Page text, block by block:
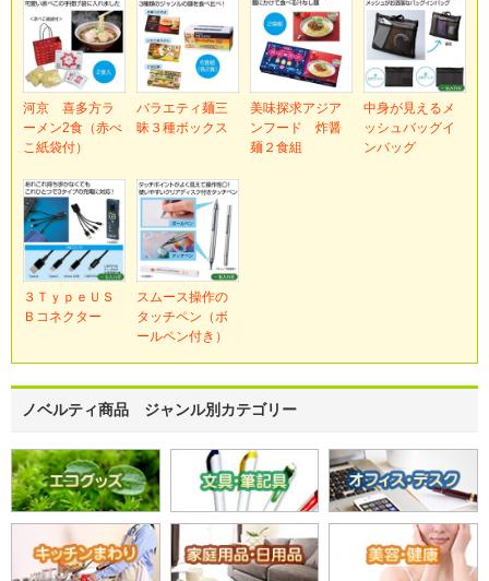
河京 喜多方ラ
ーメン2食（赤べ
こ紙袋付）
バラエティ麺三
昧３種ボックス
美味探求アジア
ンフード 炸醤
麺２食組
中身が見えるメ
ッシュバッグイ
ンバッグ
３ＴｙｐｅＵＳ
Ｂコネクター
スムース操作の
タッチペン（ボ
ールペン付き）
ノベルティ商品 ジャンル別カテゴリー